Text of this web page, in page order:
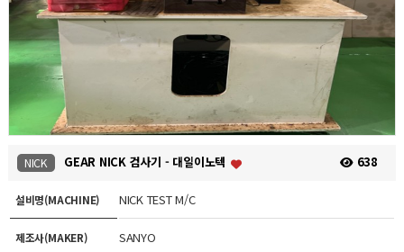
NICK GEAR NICK 검사기 - 대일이노텍 638
설비명(MACHINE) NICK TEST M/C
제조사(MAKER) SANYO